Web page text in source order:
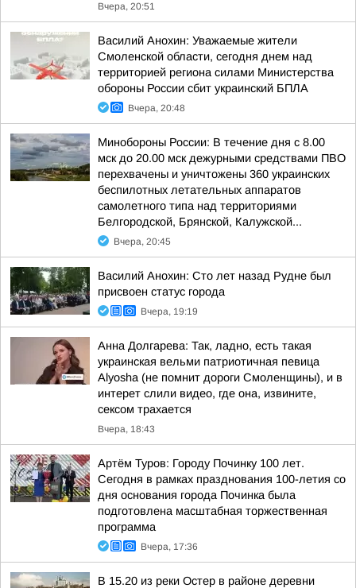
Вчера, 20:51
Василий Анохин: Уважаемые жители
Смоленской области, сегодня днем над
территорией региона силами Министерства
обороны России сбит украинский БПЛА
Вчера, 20:48
Минобороны России: В течение дня с 8.00
мск до 20.00 мск дежурными средствами ПВО
перехвачены и уничтожены 360 украинских
беспилотных летательных аппаратов
самолетного типа над территориями
Белгородской, Брянской, Калужской...
Вчера, 20:45
Василий Анохин: Сто лет назад Рудне был
присвоен статус города
Вчера, 19:19
Анна Долгарева: Так, ладно, есть такая
украинская вельми патриотичная певица
Alyosha (не помнит дороги Смоленщины), и в
интерет слили видео, где она, извините,
сексом трахается
Вчера, 18:43
Артём Туров: Городу Починку 100 лет.
Сегодня в рамках празднования 100-летия со
дня основания города Починка была
подготовлена масштабная торжественная
программа
Вчера, 17:36
В 15.20 из реки Остер в районе деревни